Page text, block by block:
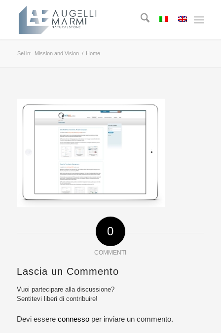
Sei in: Mission and Vision / Home
0
COMMENTI
Lascia un Commento
Vuoi partecipare alla discussione?
Sentitevi liberi di contribuire!
Devi essere connessoper inviare un commento.